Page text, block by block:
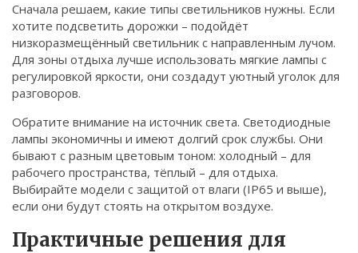
Сначала решаем, какие типы светильников нужны. Если
хотите подсветить дорожки – подойдёт
низкоразмещённый светильник с направленным лучом.
Для зоны отдыха лучше использовать мягкие лампы с
регулировкой яркости, они создадут уютный уголок для
разговоров.
Обратите внимание на источник света. Светодиодные
лампы экономичны и имеют долгий срок службы. Они
бывают с разным цветовым тоном: холодный – для
рабочего пространства, тёплый – для отдыха.
Выбирайте модели с защитой от влаги (IP65 и выше),
если они будут стоять на открытом воздухе.
Практичные решения для